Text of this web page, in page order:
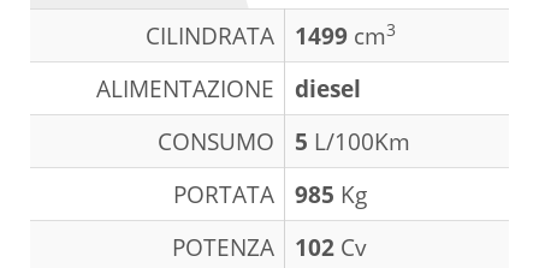
CILINDRATA 1499 cm3
ALIMENTAZIONE
diesel
CONSUMO
5 L/100Km
PORTATA
985 Kg
POTENZA
102 Cv